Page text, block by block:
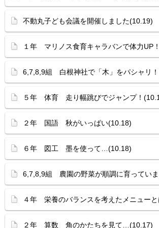
不動丸子ども会議を開催しました(10.19)
１年 マリノス食育キャラバンで体力UP
6,7,8,9組 白根神社で「木」をパシャリ
５年 体育 走り幅跳びでジャンプ！
２年 国語 秋がいっぱい(10.18)
６年 図工 墨を使って…(10.18)
6,7,8,9組 農園の野菜が順調に育ってい
４年 栄養のバランスを考えたメニュー
２年 算数 角のかたちを見て…(10.17)